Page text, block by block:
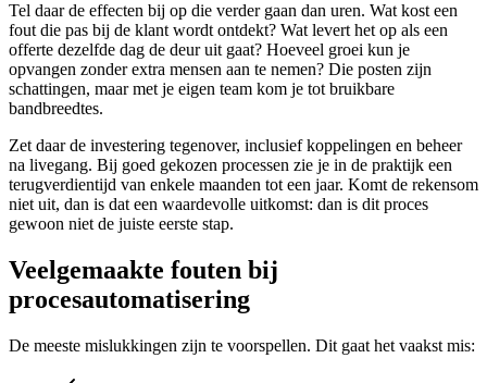
Tel daar de effecten bij op die verder gaan dan uren. Wat kost een
fout die pas bij de klant wordt ontdekt? Wat levert het op als een
offerte dezelfde dag de deur uit gaat? Hoeveel groei kun je
opvangen zonder extra mensen aan te nemen? Die posten zijn
schattingen, maar met je eigen team kom je tot bruikbare
bandbreedtes.
Zet daar de investering tegenover, inclusief koppelingen en beheer
na livegang. Bij goed gekozen processen zie je in de praktijk een
terugverdientijd van enkele maanden tot een jaar. Komt de rekensom
niet uit, dan is dat een waardevolle uitkomst: dan is dit proces
gewoon niet de juiste eerste stap.
Veelgemaakte fouten bij
procesautomatisering
De meeste mislukkingen zijn te voorspellen. Dit gaat het vaakst mis: